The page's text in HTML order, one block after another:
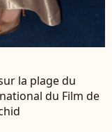
la plage du
du Film de